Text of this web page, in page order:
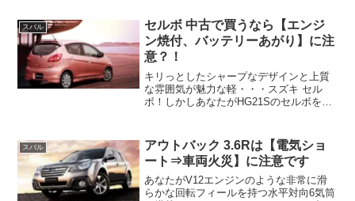
ジードライブを両立したインプレッサ
WRX STI Aライン！し...
スバル
セルボ 中古で買うなら【エンジ
ン焼付、バッテリーあがり】に注
意？！
キリっとしたシャープなデザインと上質
な雰囲気が魅力な軽・・・スズキ セル
ボ！しかしあなたがHG21Sのセルボを中
ムから異音が発生し・バッテリーあが
り・オーバーヒートとい...
スバル
アウトバック 3.6Rは【電気ショ
ート⇒車両火災】に注意です
あなたがV12エンジンのような非常に滑
らかな回転フィールを持つ水平対向6気筒